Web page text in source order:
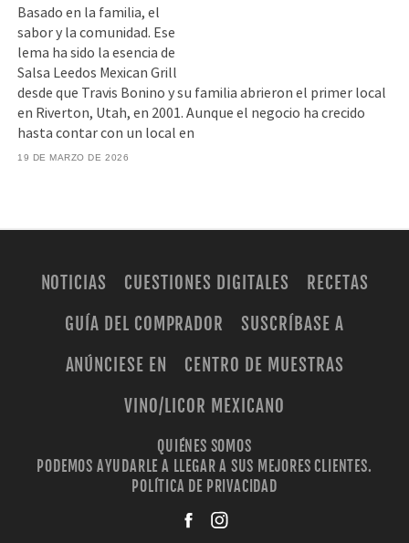
Basado en la familia, el
sabor y la comunidad. Ese
lema ha sido la esencia de
Salsa Leedos Mexican Grill
desde que Travis Bonino y su familia abrieron el primer local
en Riverton, Utah, en 2001. Aunque el negocio ha crecido
hasta contar con un local en
19 DE MARZO DE 2026
NOTICIAS CUESTIONES DIGITALES
RECETAS
GUÍA DEL COMPRADOR
SUSCRÍBASE A
ANÚNCIESE EN
CENTRO DE MUESTRAS
VINO/LICOR MEXICANO
QUIÉNES SOMOS
PODEMOS AYUDARLE A LLEGAR A SUS MEJORES CLIENTES.
POLÍTICA DE PRIVACIDAD